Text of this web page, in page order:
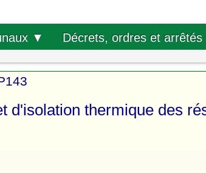
▼ Décrets, ordres et arrêtés
d'isolation thermique des